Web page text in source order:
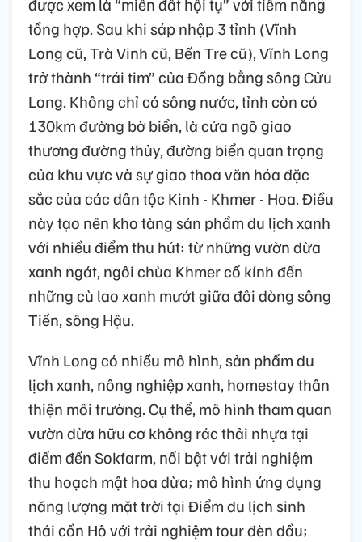
tổng hợp. Sau khi sáp nhập 3 tỉnh (Vĩnh
Long cũ, Trà Vinh cũ, Bến Tre cũ), Vĩnh Long
trở thành “trái tim” của Đồng bằng sông Cửu
Long. Không chỉ có sông nước, tỉnh còn có
130km đường bờ biển, là cửa ngõ giao
thương đường thủy, đường biển quan trọng
của khu vực và sự giao thoa văn hóa đặc
sắc của các dân tộc Kinh - Khmer - Hoa. Điều
này tạo nên kho tàng sản phẩm du lịch xanh
với nhiều điểm thu hút: từ những vườn dừa
xanh ngát, ngôi chùa Khmer cổ kính đến
những cù lao xanh mướt giữa đôi dòng sông
Tiền, sông Hậu.
Vĩnh Long có nhiều mô hình, sản phẩm du
lịch xanh, nông nghiệp xanh, homestay thân
thiện môi trường. Cụ thể, mô hình tham quan
vườn dừa hữu cơ không rác thải nhựa tại
điểm đến Sokfarm, nổi bật với trải nghiệm
thu hoạch mật hoa dừa; mô hình ứng dụng
năng lượng mặt trời tại Điểm du lịch sinh
thái cồn Hô với trải nghiệm tour đèn dầu;